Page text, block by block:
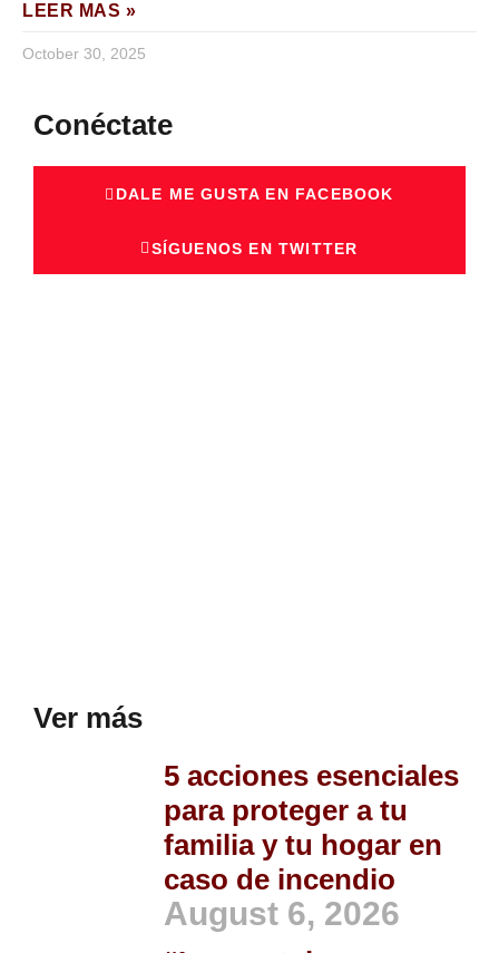
LEER MAS »
October 30, 2025
Conéctate
DALE ME GUSTA EN FACEBOOK
SÍGUENOS EN TWITTER
Ver más
5 acciones esenciales
para proteger a tu
familia y tu hogar en
caso de incendio
August 6, 2026